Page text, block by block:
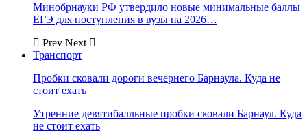
Минобрнауки РФ утвердило новые минимальные баллы
ЕГЭ для поступления в вузы на 2026…
Prev Next
Транспорт
Пробки сковали дороги вечернего Барнаула. Куда не
стоит ехать
Утренние девятибалльные пробки сковали Барнаул. Куда
не стоит ехать